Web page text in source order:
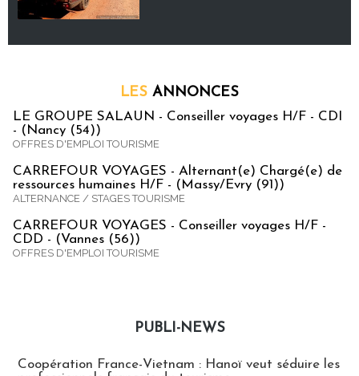
LES ANNONCES
LE GROUPE SALAUN - Conseiller voyages H/F - CDI
- (Nancy (54))
OFFRES D'EMPLOI TOURISME
CARREFOUR VOYAGES - Alternant(e) Chargé(e) de
ressources humaines H/F - (Massy/Evry (91))
ALTERNANCE / STAGES TOURISME
CARREFOUR VOYAGES - Conseiller voyages H/F -
CDD - (Vannes (56))
OFFRES D'EMPLOI TOURISME
PUBLI-NEWS
Coopération France-Vietnam : Hanoï veut séduire les